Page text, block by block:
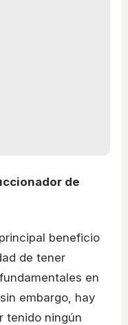
de
beneficio
de tener
en
embargo, hay
tenido ningún